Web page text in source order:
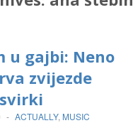
u gajbi: Neno
zvijezde
- ACTUALLY, MUSIC